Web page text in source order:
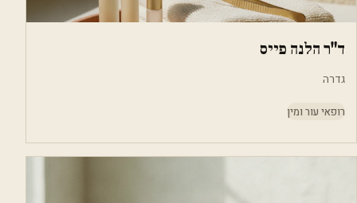
ד"ר הלנה פייס
גדרה
רופאי עור ומין